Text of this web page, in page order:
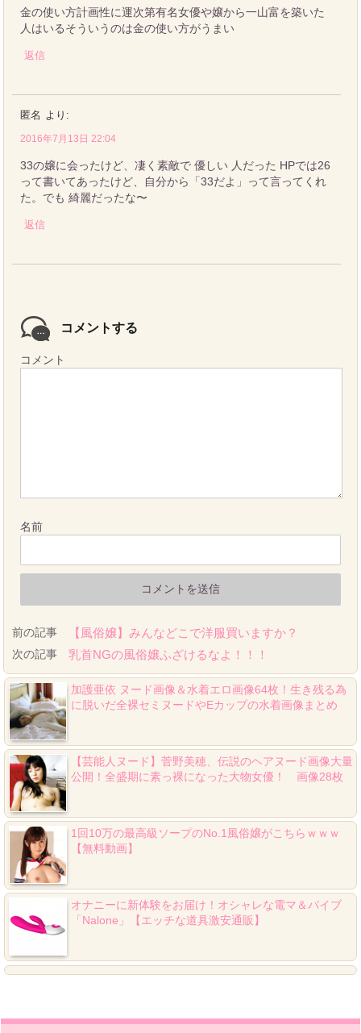
金の使い方計画性に運次第有名女優や嬢から一山富を築いた
人はいるそういうのは金の使い方がうまい
返信
匿名 より:
2016年7月13日 22:04
33の嬢に会ったけど、凄く素敵で 優しい 人だった HPでは26
って書いてあったけど、自分から「33だよ」って言ってくれ
た。でも 綺麗だったな〜
返信
コメントする
コメント
名前
前の記事 【風俗嬢】みんなどこで洋服買いますか？
次の記事 乳首NGの風俗嬢ふざけるなよ！！！
加護亜依 ヌード画像＆水着エロ画像64枚！生き残る為
に脱いだ全裸セミヌードやEカップの水着画像まとめ
【芸能人ヌード】菅野美穂、伝説のヘアヌード画像大量
公開！全盛期に素っ裸になった大物女優！ 画像28枚
1回10万の最高級ソープのNo.1風俗嬢がこちらｗｗｗ
【無料動画】
オナニーに新体験をお届け！オシャレな電マ＆バイブ
「Nalone」【エッチな道具激安通販】